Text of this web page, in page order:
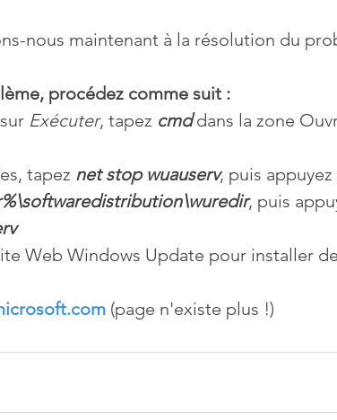
en ligne Video
nous maintenant à la résolution du
procédez comme suit :
Exécuter, tapez cmd dans la zone
tapez net stop wuauserv, puis appuyez
, puis
Web Windows Update pour installer
(page n'existe plus !)